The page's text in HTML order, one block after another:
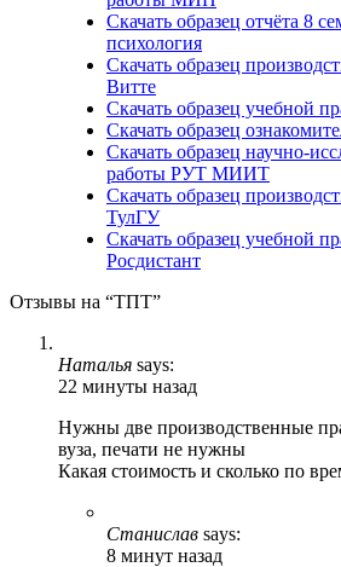
Скачать образец отчёта 8
психология
Скачать образец
Витте
Скачать образец учебной
Скачать образец
Скачать образец научно-
работы РУТ МИИТ
Скачать образец
ТулГУ
Скачать образец учебной
Росдистант
Отзывы на “ТПТ”
Наталья says:
22 минуты назад
Нужны две производственные
вуза, печати не нужны
Какая стоимость и сколько по
Станислав says:
8 минут назад